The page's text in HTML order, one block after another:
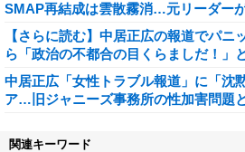
SMAP再結成は雲散霧消…元リーダー
【さらに読む】中居正広の報道でパニ
ら「政治の不都合の目くらましだ！」
中居正広「女性トラブル報道」に「沈
ア…旧ジャニーズ事務所の性加害問題
関連キーワード